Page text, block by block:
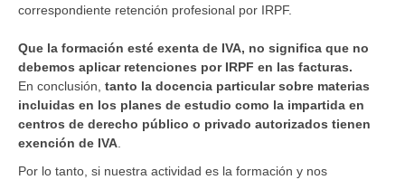
correspondiente retención profesional por IRPF.
Que la formación esté exenta de IVA, no significa que no
debemos aplicar retenciones por IRPF en las facturas.
En conclusión, tanto la docencia particular sobre materias
incluidas en los planes de estudio como la impartida en
centros de derecho público o privado autorizados tienen
exención de IVA
Por lo tanto, si nuestra actividad es la formación y nos